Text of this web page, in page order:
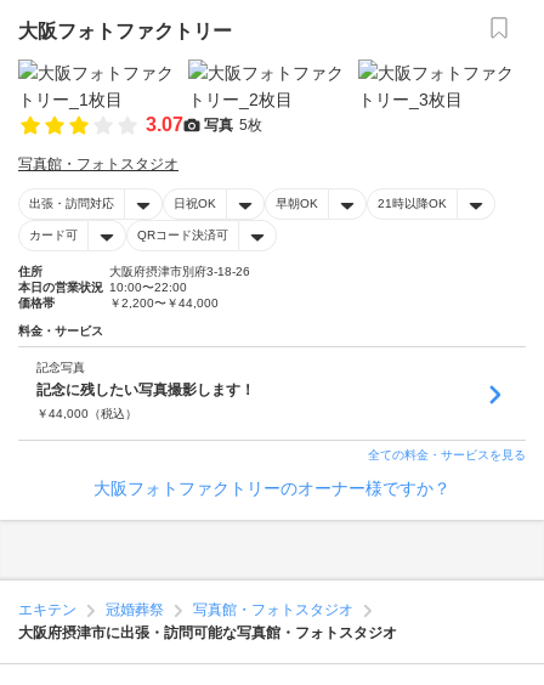
大阪フォトファクトリー
3.07 写真 5枚
写真館・フォトスタジオ
出張・訪問対応 日祝OK 早朝OK 21時以降OK
カード可 QRコード決済可
住所
大阪府摂津市別府3-18-26
本日の営業状況 10:00〜22:00
価格帯
￥2,200〜￥44,000
料金・サービス
記念写真
記念に残したい写真撮影します！
￥44,000 （税込）
全ての料金・サービスを見る
大阪フォトファクトリーのオーナー様ですか？
エキテン 冠婚葬祭
写真館・フォトスタジオ
大阪府摂津市に出張・訪問可能な写真館・フォトスタジオ